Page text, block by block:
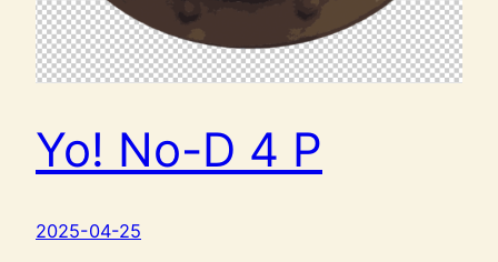
Yo! No-D 4 P
2025-04-25